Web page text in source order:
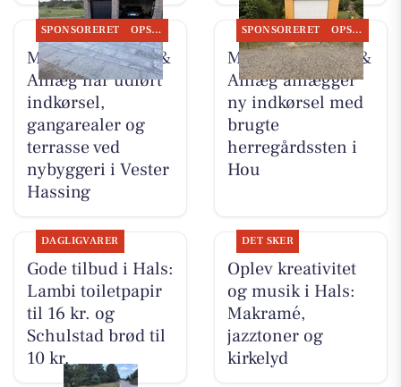
SPONSORERET OPSLAGSTAVLEN
MB Entreprenør &
Anlæg har udført
indkørsel,
gangarealer og
terrasse ved
nybyggeri i Vester
Hassing
SPONSORERET OPSLAGSTAVLEN
MB Entreprenør &
Anlæg anlægger
ny indkørsel med
brugte
herregårdssten i
Hou
DAGLIGVARER
Gode tilbud i Hals:
Lambi toiletpapir
til 16 kr. og
Schulstad brød til
10 kr.
DET SKER
Oplev kreativitet
og musik i Hals:
Makramé,
jazztoner og
kirkelyd